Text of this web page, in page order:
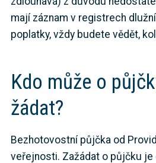
mají záznam v registrech
poplatky, vždy budete vědět,
Kdo může o
žádat?
Bezhotovostní půjčka od
veřejnosti. Zažádat o půjčku je